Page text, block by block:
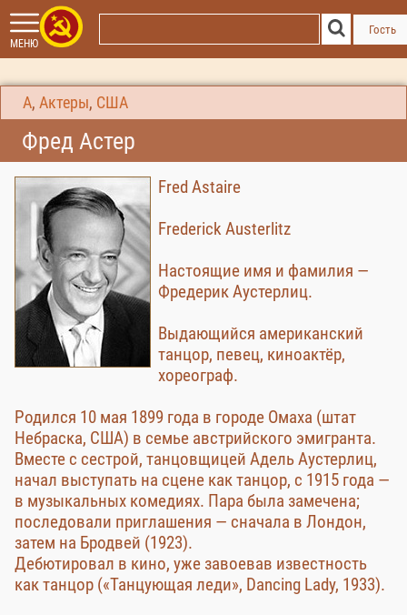
МЕНЮ
Гость
А, Актеры, США
Фред Астер
Fred Astaire
Frederick Austerlitz
Настоящие имя и фамилия —
Фредерик Аустерлиц.
Выдающийся американский
танцор, певец, киноактёр,
хореограф.
Родился 10 мая 1899 года в городе Омаха (штат
Небраска, США) в семье австрийского эмигранта.
Вместе с сестрой, танцовщицей Адель Аустерлиц,
начал выступать на сцене как танцор, с 1915 года —
в музыкальных комедиях. Пара была замечена;
последовали приглашения — сначала в Лондон,
затем на Бродвей (1923).
Дебютировал в кино, уже завоевав известность
как танцор («Танцующая леди», Dancing Lady, 1933).